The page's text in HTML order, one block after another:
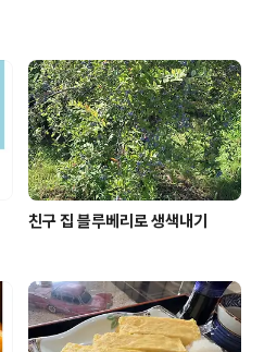
음주 자전거 일본
이 자전거를 가
도 가족 셋에 자전
는 나도 일단 자전
전거 사고도 많다
친구 집 블루베리로 생색내기